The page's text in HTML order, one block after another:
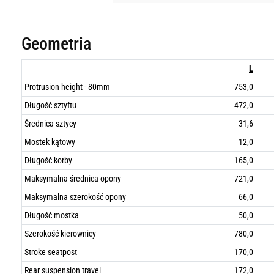
Geometria
L
Protrusion height - 80mm
753,0
Długość sztyftu
472,0
Średnica sztycy
31,6
Mostek kątowy
12,0
Długość korby
165,0
Maksymalna średnica opony
721,0
Maksymalna szerokość opony
66,0
Długość mostka
50,0
Szerokość kierownicy
780,0
Stroke seatpost
170,0
Rear suspension travel
172,0